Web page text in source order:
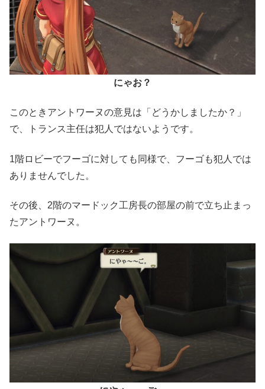
にゃお？
このときアントワーヌの意見は「どうかしましたか？」
で、トランス主任は犯人ではないようです。
1階ロビーでフーゴに対しても同様で、フーゴも犯人では
ありませんでした。
その後、2階のマードック工房長の部屋の前で立ち止まっ
たアントワーヌ。